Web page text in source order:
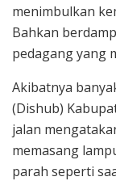
menimbulkan
Bahkan
pedagang yang
Akibatnya
(Dishub)
jalan
memasang
parah seperti